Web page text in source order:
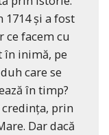
1714 și a fost
ce facem cu
în inimă, pe
care se
în timp?
prin
Dar dacă